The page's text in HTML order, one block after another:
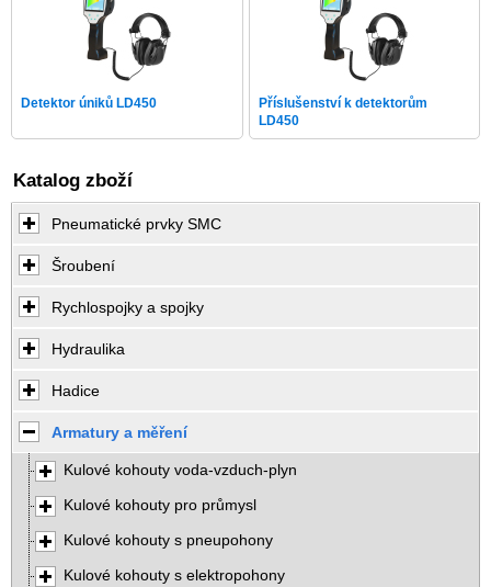
Detektor úniků LD450
Příslušenství k detektorům
LD450
Katalog zboží
Pneumatické prvky SMC
Šroubení
Rychlospojky a spojky
Hydraulika
Hadice
Armatury a měření
Kulové kohouty voda-vzduch-plyn
Kulové kohouty pro průmysl
Kulové kohouty s pneupohony
Kulové kohouty s elektropohony